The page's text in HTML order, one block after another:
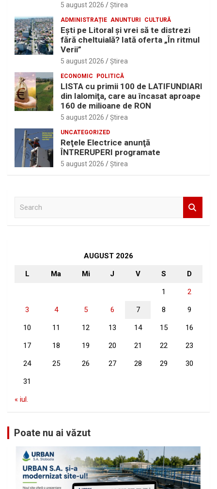
5 august 2026 Ştirea
ADMINISTRAȚIE ANUNTURI CULTURĂ
Eşti pe Litoral şi vrei să te distrezi
fără cheltuială? Iată oferta „În ritmul
Verii”
5 august 2026 Ştirea
ECONOMIC POLITICĂ
LISTA cu primii 100 de LATIFUNDIARI
din Ialomiţa, care au încasat aproape
160 de milioane de RON
5 august 2026 Ştirea
UNCATEGORIZED
Reţele Electrice anunţă
ÎNTRERUPERI programate
5 august 2026 Ştirea
AUGUST 2026
L Ma Mi J V S D
1 2
3 4 5 6 7 8 9
10 11 12 13 14 15 16
17 18 19 20 21 22 23
24 25 26 27 28 29 30
31
« iul.
Poate nu ai văzut